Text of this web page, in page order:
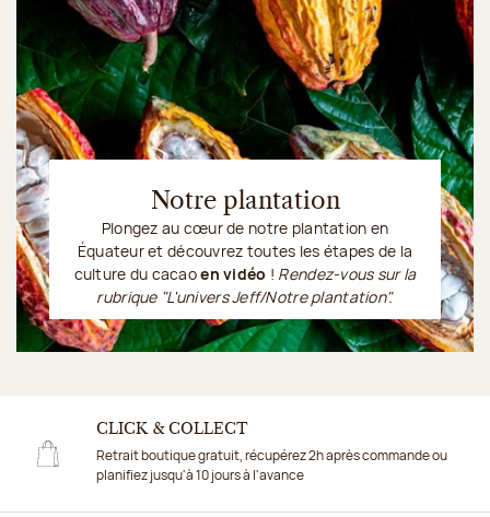
Notre plantation
Plongez au cœur de notre plantation en
Équateur et découvrez toutes les étapes de la
culture du cacaoen vidéo ! Rendez-vous sur la
rubrique "L'univers Jeff/Notre plantation".
CLICK & COLLECT
Retrait boutique gratuit, récupérez 2h après commande ou
planifiez jusqu'à 10 jours à l'avance